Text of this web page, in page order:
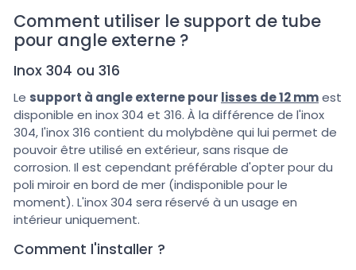
Comment utiliser le support de tube
pour angle externe ?
Inox 304 ou 316
Le support à angle externe pour lisses de 12 mmest
disponible en inox 304 et 316. À la différence de l'inox
304, l'inox 316 contient du molybdène qui lui permet de
pouvoir être utilisé en extérieur, sans risque de
corrosion. Il est cependant préférable d'opter pour du
poli miroir en bord de mer (indisponible pour le
moment). L'inox 304 sera réservé à un usage en
intérieur uniquement.
Comment l'installer ?